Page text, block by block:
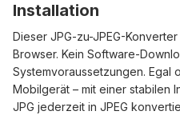
Installation
Dieser JPG-zu-JPEG-
Browser. Kein Software-
Systemvoraussetzungen. Egal
Mobilgerät – mit einer stabilen
JPG jederzeit in JPEG